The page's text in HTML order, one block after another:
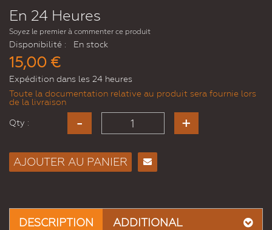
En 24 Heures
Soyez le premier à commenter ce produit
Disponibilité : En stock
15,00 €
Expédition dans les 24 heures
Toute la documentation relative au produit sera fournie lors
de la livraison
Qty :
AJOUTER AU PANIER
DESCRIPTION ADDITIONAL